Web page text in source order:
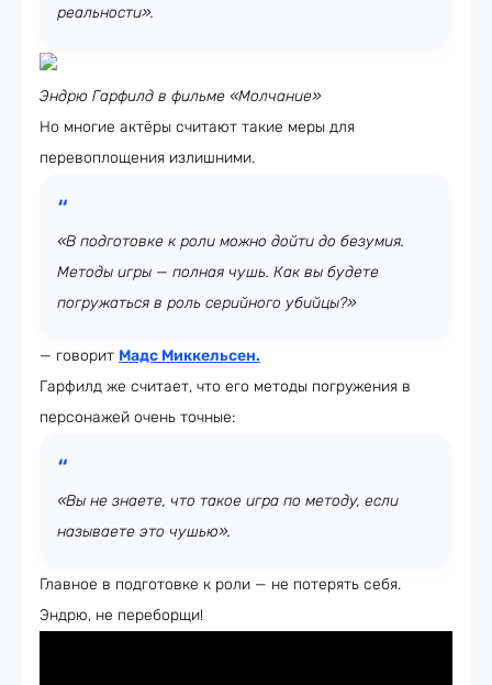
реальности».
Эндрю Гарфилд в фильме «Молчание»
Но многие актёры считают такие меры для
перевоплощения излишними.
«В подготовке к роли можно дойти до безумия.
Методы игры — полная чушь. Как вы будете
погружаться в роль серийного убийцы?»
— говорит Мадс Миккельсен.
Гарфилд же считает, что его методы погружения в
персонажей очень точные:
«Вы не знаете, что такое игра по методу, если
называете это чушью».
Главное в подготовке к роли — не потерять себя.
Эндрю, не переборщи!